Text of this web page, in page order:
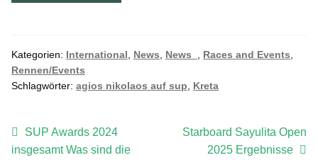
Kategorien: International News News_ Races and Events
Rennen/Events
Schlagwörter: agios nikolaos auf sup Kreta
Beitragsnavigation
Vorheriger
Beitrag:
SUP Awards 2024
insgesamt Was sind die
Nächster
Beitrag:
Starboard Sayulita Open
2025 Ergebnisse